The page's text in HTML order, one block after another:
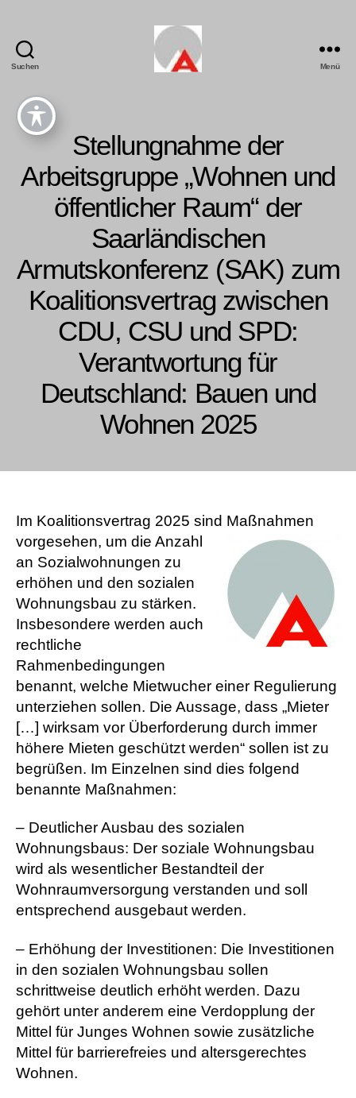
Suchen Menü
Stellungnahme der
Arbeitsgruppe „Wohnen und
öffentlicher Raum“ der
Saarländischen
Armutskonferenz (SAK) zum
Koalitionsvertrag zwischen
CDU, CSU und SPD:
Verantwortung für
Deutschland: Bauen und
Wohnen 2025
Im Koalitionsvertrag 2025 sind Maßnahmen
vorgesehen, um die Anzahl
an Sozialwohnungen zu
erhöhen und den sozialen
Wohnungsbau zu stärken.
Insbesondere werden auch
rechtliche
Rahmenbedingungen
benannt, welche Mietwucher einer Regulierung
unterziehen sollen. Die Aussage, dass „Mieter
[…] wirksam vor Überforderung durch immer
höhere Mieten geschützt werden“ sollen ist zu
begrüßen. Im Einzelnen sind dies folgend
benannte Maßnahmen:
– Deutlicher Ausbau des sozialen
Wohnungsbaus: Der soziale Wohnungsbau
wird als wesentlicher Bestandteil der
Wohnraumversorgung verstanden und soll
entsprechend ausgebaut werden.
– Erhöhung der Investitionen: Die Investitionen
in den sozialen Wohnungsbau sollen
schrittweise deutlich erhöht werden. Dazu
gehört unter anderem eine Verdopplung der
Mittel für Junges Wohnen sowie zusätzliche
Mittel für barrierefreies und altersgerechtes
Wohnen.